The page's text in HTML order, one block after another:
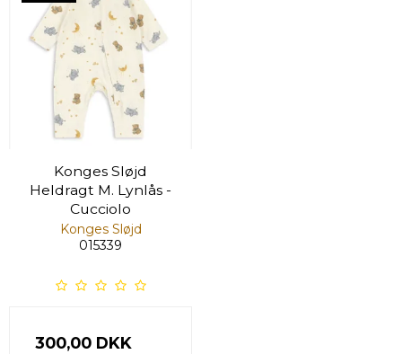
Konges Sløjd
Heldragt M. Lynlås -
Cucciolo
Konges Sløjd
015339
300,00 DKK